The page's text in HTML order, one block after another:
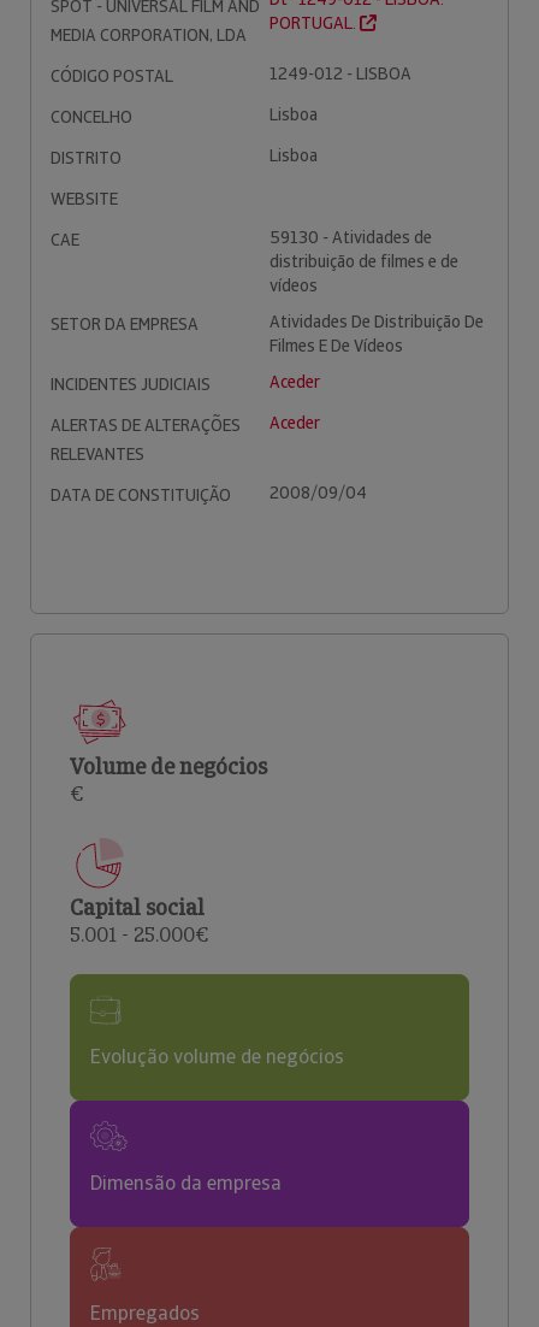
SPOT - UNIVERSAL FILM AND
MEDIA CORPORATION, LDA
PORTUGAL.
CÓDIGO POSTAL
1249-012 - LISBOA
CONCELHO
Lisboa
DISTRITO
Lisboa
WEBSITE
CAE
59130 - Atividades de
distribuição de filmes e de
vídeos
SETOR DA EMPRESA
Atividades De Distribuição De
Filmes E De Vídeos
INCIDENTES JUDICIAIS
Aceder
ALERTAS DE ALTERAÇÕES
RELEVANTES
Aceder
DATA DE CONSTITUIÇÃO 2008/09/04
Volume de negócios
€
Capital social
5.001 - 25.000€
Evolução volume de negócios
Dimensão da empresa
Empregados